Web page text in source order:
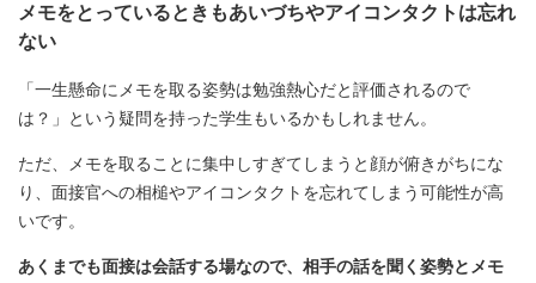
メモをとっているときもあいづちやアイコンタクトは忘れ
ない
「一生懸命にメモを取る姿勢は勉強熱心だと評価されるので
は？」という疑問を持った学生もいるかもしれません。
ただ、メモを取ることに集中しすぎてしまうと顔が俯きがちにな
り、面接官への相槌やアイコンタクトを忘れてしまう可能性が高
いです。
あくまでも面接は会話する場なので、相手の話を聞く姿勢とメモ